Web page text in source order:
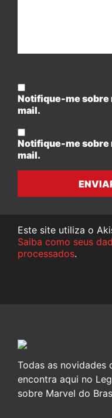
Notifique-me sobre
mail.
Notifique-me sobre
mail.
Este site utiliza o
Saiba como seus
processados.
Todas as novidades
encontra aqui no
sobre Marvel do